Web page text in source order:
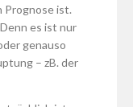
Prognose ist.
es ist nur
genauso
– zB. der